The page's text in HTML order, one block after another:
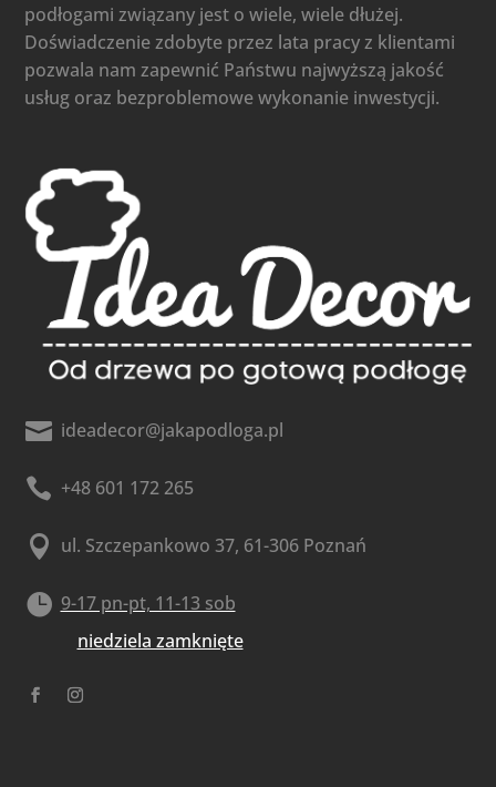
podłogami związany jest o wiele, wiele dłużej.
Doświadczenie zdobyte przez lata pracy z klientami
pozwala nam zapewnić Państwu najwyższą jakość
usług oraz bezproblemowe wykonanie inwestycji.
 ideadecor@jakapodloga.pl
 +48 601 172 265
 ul. Szczepankowo 37, 61-306 Poznań
 9-17 pn-pt, 11-13 sob
niedziela zamknięte